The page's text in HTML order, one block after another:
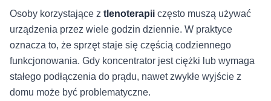
Osoby korzystające z tlenoterapii często muszą używać
urządzenia przez wiele godzin dziennie. W praktyce
oznacza to, że sprzęt staje się częścią codziennego
funkcjonowania. Gdy koncentrator jest ciężki lub wymaga
stałego podłączenia do prądu, nawet zwykłe wyjście z
domu może być problematyczne.